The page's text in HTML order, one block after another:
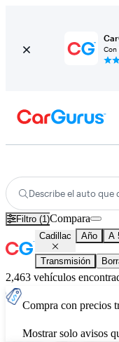
Con
Describe el auto que
Filtro (1)Compara
Cadillac Año A
Transmisión
2,463 vehículos
Compra con precios
Mostrar solo avisos